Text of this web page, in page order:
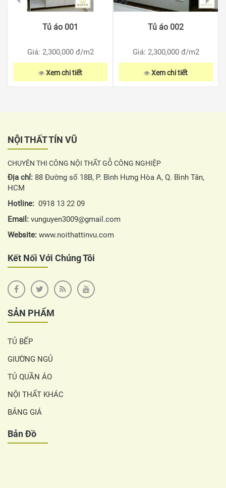
Tủ áo 001
Giá: 2,300,000đ/m2
Xem chi tiết
Tủ áo 002
Giá: 2,300,000đ/m2
Xem chi tiết
NỘI THẤT TÍN VŨ
CHUYÊN THI CÔNG NỘI THẤT GỖ CÔNG NGHIỆP
Địa chỉ: 88 Đường số 18B, P. Bình Hưng Hòa A, Q. Bình Tân,
HCM
Hotline: 0918 13 22 09
Email: vunguyen3009@gmail.com
Website: www.noithattinvu.com
Kết Nối Với Chúng Tôi
SẢN PHẨM
TỦ BẾP
GIƯỜNG NGỦ
TỦ QUẦN ÁO
NỘI THẤT KHÁC
BẢNG GIÁ
Bản Đồ